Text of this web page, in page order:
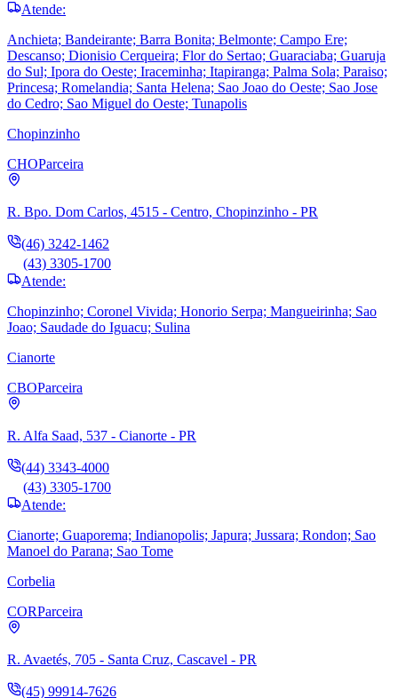
Atende:
Anchieta; Bandeirante; Barra Bonita; Belmonte; Campo Ere;
Descanso; Dionisio Cerqueira; Flor do Sertao; Guaraciaba; Guaruja
do Sul; Ipora do Oeste; Iraceminha; Itapiranga; Palma Sola; Paraiso;
Princesa; Romelandia; Santa Helena; Sao Joao do Oeste; Sao Jose
do Cedro; Sao Miguel do Oeste; Tunapolis
Chopinzinho
CHOParceira
R. Bpo. Dom Carlos, 4515 - Centro, Chopinzinho - PR
(46) 3242-1462
(43) 3305-1700
Atende:
Chopinzinho; Coronel Vivida; Honorio Serpa; Mangueirinha; Sao
Joao; Saudade do Iguacu; Sulina
Cianorte
CBOParceira
R. Alfa Saad, 537 - Cianorte - PR
(44) 3343-4000
(43) 3305-1700
Atende:
Cianorte; Guaporema; Indianopolis; Japura; Jussara; Rondon; Sao
Manoel do Parana; Sao Tome
Corbelia
CORParceira
R. Avaetés, 705 - Santa Cruz, Cascavel - PR
(45) 99914-7626